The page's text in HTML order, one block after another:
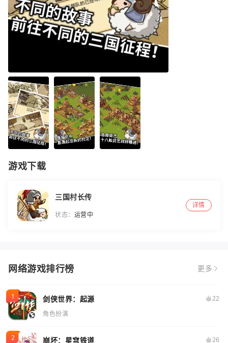
游戏下载
三国村长传
状态： 运营中
详情
网络游戏排行榜 更多
剑侠世界：起源
22
角色扮演
崩坏：星穹铁道
26